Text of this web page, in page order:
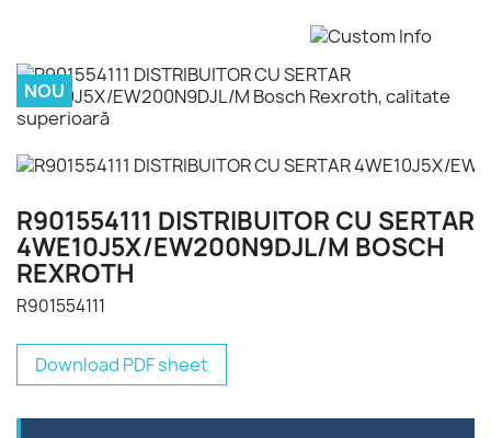
NOU
R901554111 DISTRIBUITOR CU SERTAR
4WE10J5X/EW200N9DJL/M BOSCH
REXROTH
R901554111
Download PDF sheet